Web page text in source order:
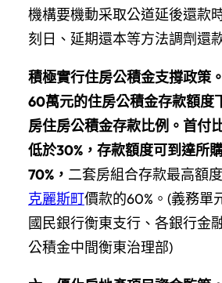
機構要機動采取公道延後還款
刻日、延期還本等方法調劑還
積極實行住房公積金支撐政策
60萬元的住房公積金存款額度
房住房公積金存款比例。首付
低於30%，存款額度可到達所
70%， 二套房組合存款最高額
克麗斯町價款的60%。(義務單
國民銀行衡東支行、各銀行金
公積金中間衡東治理部)